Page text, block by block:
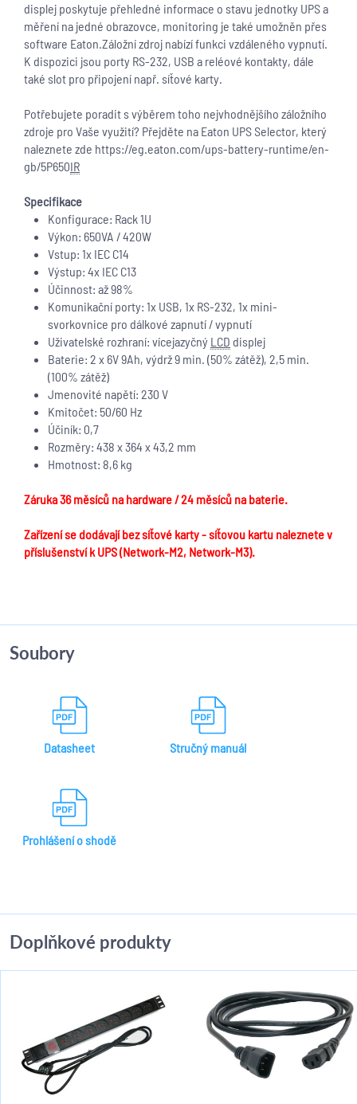
displej poskytuje přehledné informace o stavu jednotky UPS a
měření na jedné obrazovce, monitoring je také umožněn přes
software Eaton.Záložní zdroj nabízí funkci vzdáleného vypnutí.
K dispozici jsou porty RS-232, USB a reléové kontakty, dále
také slot pro připojení např. síťové karty.
Potřebujete poradit s výběrem toho nejvhodnějšího záložního
zdroje pro Vaše využití? Přejděte na Eaton UPS Selector, který
naleznete zde https://eg.eaton.com/ups-battery-runtime/en-
gb/5P650IR
Specifikace
Konfigurace: Rack 1U
Výkon: 650VA / 420W
Vstup: 1x IEC C14
Výstup: 4x IEC C13
Účinnost: až 98%
Komunikační porty: 1x USB, 1x RS-232, 1x mini-
svorkovnice pro dálkové zapnutí / vypnutí
Uživatelské rozhraní: vícejazyčný LCD displej
Baterie: 2 x 6V 9Ah, výdrž 9 min. (50% zátěž), 2,5 min.
(100% zátěž)
Jmenovité napětí: 230 V
Kmitočet: 50/60 Hz
Účiník: 0,7
Rozměry: 438 x 364 x 43,2 mm
Hmotnost: 8,6 kg
Záruka 36 měsíců na hardware / 24 měsíců na baterie.
Zařízení se dodávají bez síťové karty - síťovou kartu naleznete v
příslušenství k UPS (Network-M2, Network-M3).
Soubory
Datasheet Stručný manuál
Prohlášení o shodě
Doplňkové produkty